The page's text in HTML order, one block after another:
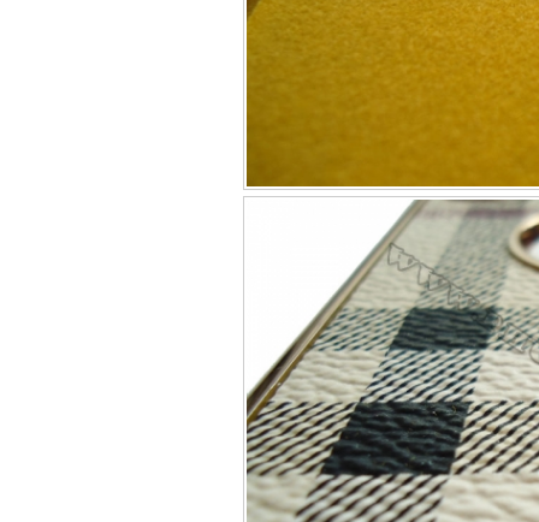
Bao da Samsung
Bao da Samsung